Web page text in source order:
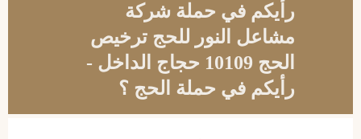
رأيكم في حملة شركة
مشاعل النور للحج ترخيص
الحج 10109 حجاج الداخل -
رأيكم في حملة الحج ؟